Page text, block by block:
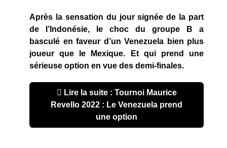
Après la sensation du jour signée de la part
de l’Indonésie, le choc du groupe B a
basculé en faveur d’un Venezuela bien plus
joueur que le Mexique. Et qui prend une
sérieuse option en vue des demi-finales.
Lire la suite : Tournoi Maurice
Revello 2022 : Le Venezuela prend
une option